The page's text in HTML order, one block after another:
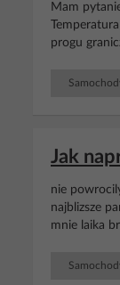
Mam
progu
Jak
nie
najblizsze
mnie laika